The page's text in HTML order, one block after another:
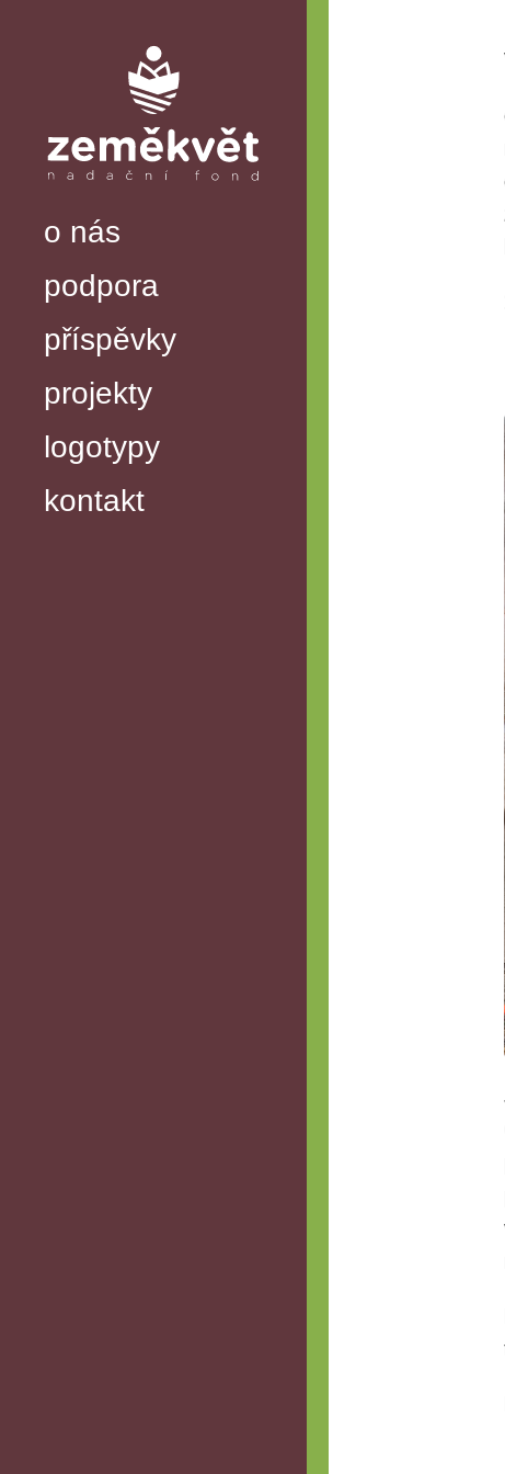
o nás
podpora
příspěvky
projekty
logotypy
kontakt